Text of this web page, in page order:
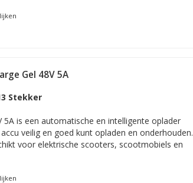
Gel 48V 5A
Stekker
5A is een automatische en intelligente oplader
veilig en goed kunt opladen en onderhouden.
voor elektrische scooters, scootmobiels en